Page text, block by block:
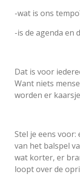
-wat is ons
-is de agenda en
Dat is voor
Want niets
worden er
Stel je eens
van het balspel
wat korter, er
loopt over de